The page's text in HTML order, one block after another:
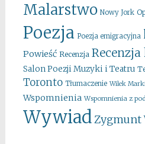
Malarstwo Nowy Jork
Poezja Poezja emigracyjna
Powieść Recenzja
Salon Poezji Muzyki i Teatru
Toronto Tłumaczenie Wilek
Wspomnienia Wspomnienia z
WywiadZygmunt